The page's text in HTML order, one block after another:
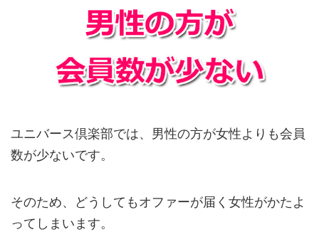
ユニバース倶楽部では、男性の方が女性よりも会員
数が少ないです。
そのため、どうしてもオファーが届く女性がかたよ
ってしまいます。